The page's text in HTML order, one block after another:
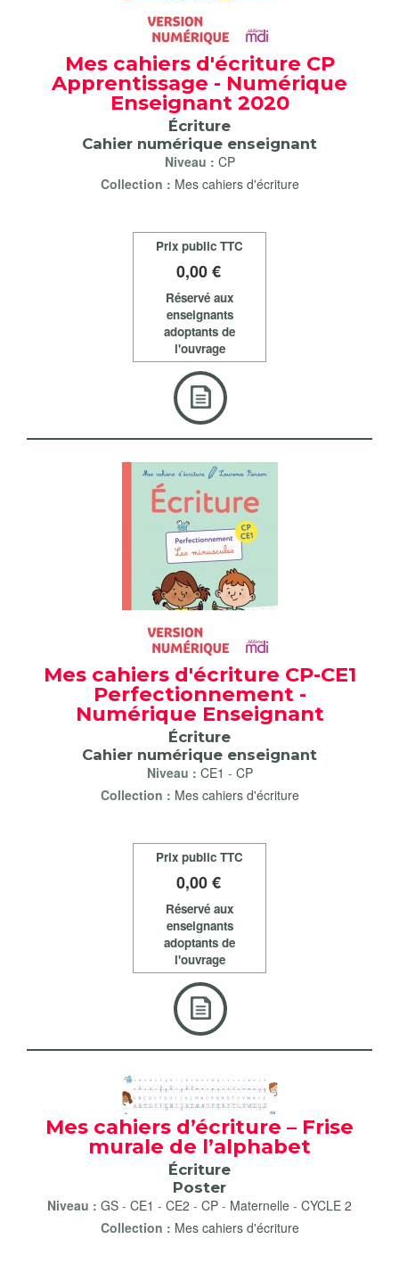
Mes cahiers d'écriture CP
Apprentissage - Numérique
Enseignant 2020
Écriture
Cahier numérique enseignant
Niveau : CP
Collection : Mes cahiers d'écriture
Prix public TTC
0,00 €
Réservé aux
enseignants
adoptants de
l'ouvrage
Mes cahiers d'écriture CP-CE1
Perfectionnement -
Numérique Enseignant
Écriture
Cahier numérique enseignant
Niveau : CE1 - CP
Collection : Mes cahiers d'écriture
Prix public TTC
0,00 €
Réservé aux
enseignants
adoptants de
l'ouvrage
Mes cahiers d’écriture – Frise
murale de l’alphabet
Écriture
Poster
Niveau : GS - CE1 - CE2 - CP - Maternelle - CYCLE 2
Collection : Mes cahiers d'écriture